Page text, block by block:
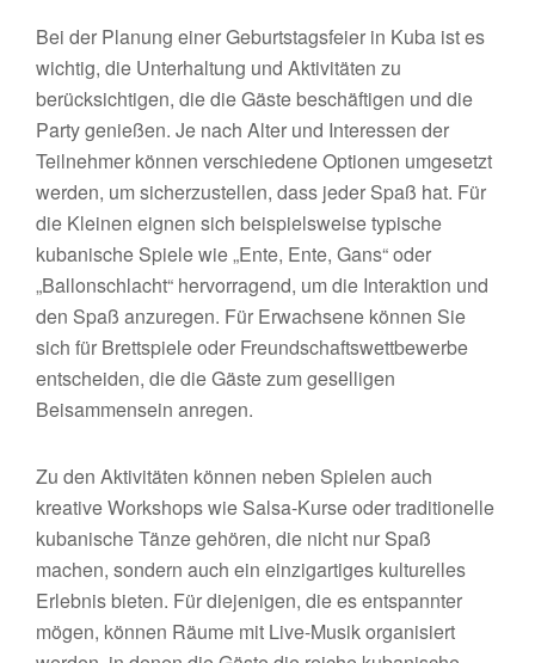
Bei der Planung einer Geburtstagsfeier in Kuba ist es
wichtig, die Unterhaltung und Aktivitäten zu
berücksichtigen, die die Gäste beschäftigen und die
Party genießen. Je nach Alter und Interessen der
Teilnehmer können verschiedene Optionen umgesetzt
werden, um sicherzustellen, dass jeder Spaß hat. Für
die Kleinen eignen sich beispielsweise typische
kubanische Spiele wie „Ente, Ente, Gans“ oder
„Ballonschlacht“ hervorragend, um die Interaktion und
den Spaß anzuregen. Für Erwachsene können Sie
sich für Brettspiele oder Freundschaftswettbewerbe
entscheiden, die die Gäste zum geselligen
Beisammensein anregen.
Zu den Aktivitäten können neben Spielen auch
kreative Workshops wie Salsa-Kurse oder traditionelle
kubanische Tänze gehören, die nicht nur Spaß
machen, sondern auch ein einzigartiges kulturelles
Erlebnis bieten. Für diejenigen, die es entspannter
mögen, können Räume mit Live-Musik organisiert